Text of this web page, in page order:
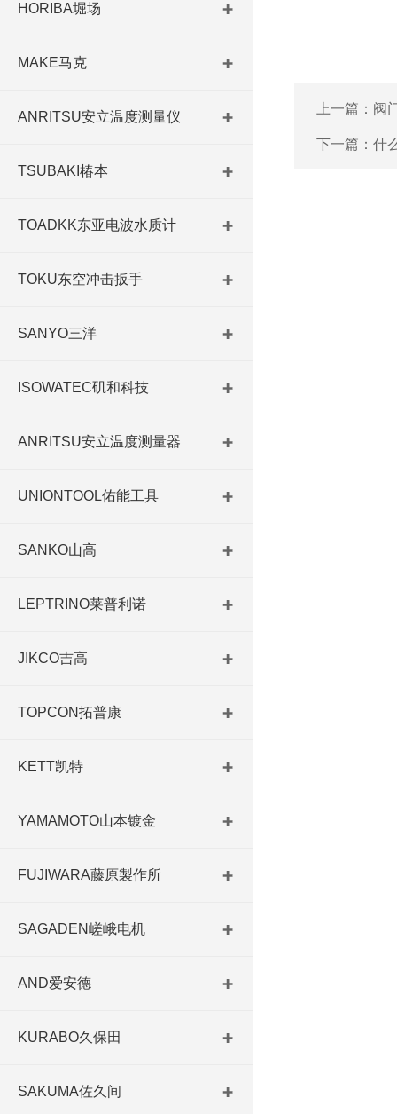
上一篇： 阀
下一篇： 什
HORIBA堀场
MAKE马克
ANRITSU安立温度测量仪
TSUBAKI椿本
TOADKK东亚电波水质计
TOKU东空冲击扳手
SANYO三洋
ISOWATEC矶和科技
ANRITSU安立温度测量器
UNIONTOOL佑能工具
SANKO山高
LEPTRINO莱普利诺
JIKCO吉高
TOPCON拓普康
KETT凯特
YAMAMOTO山本镀金
FUJIWARA藤原製作所
SAGADEN嵯峨电机
AND爱安德
KURABO久保田
SAKUMA佐久间